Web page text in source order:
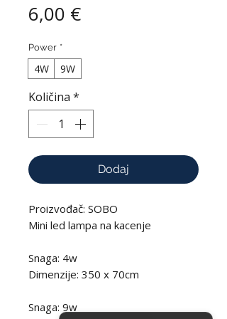
6,00 €Cijena
Power *
4W 9W
Količina *
Dodaj
Proizvođač: SOBO
Mini led lampa na kacenje
Snaga: 4w
Dimenzije: 350 x 70cm
Snaga: 9w